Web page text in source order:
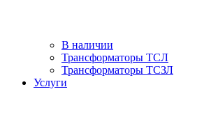
В наличии
Трансформаторы ТСЛ
Трансформаторы ТСЗЛ
Услуги